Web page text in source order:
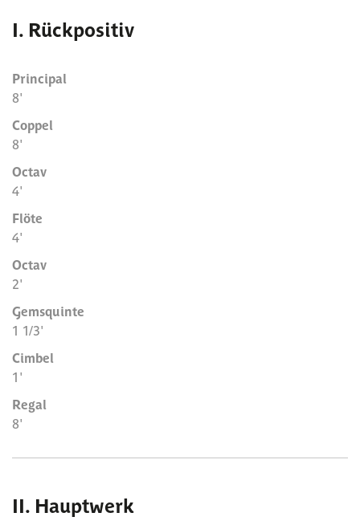
I. Rückpositiv
Principal
8'
Coppel
8'
Octav
4'
Flöte
4'
Octav
2'
Gemsquinte
1 1/3'
Cimbel
1'
Regal
8'
II. Hauptwerk